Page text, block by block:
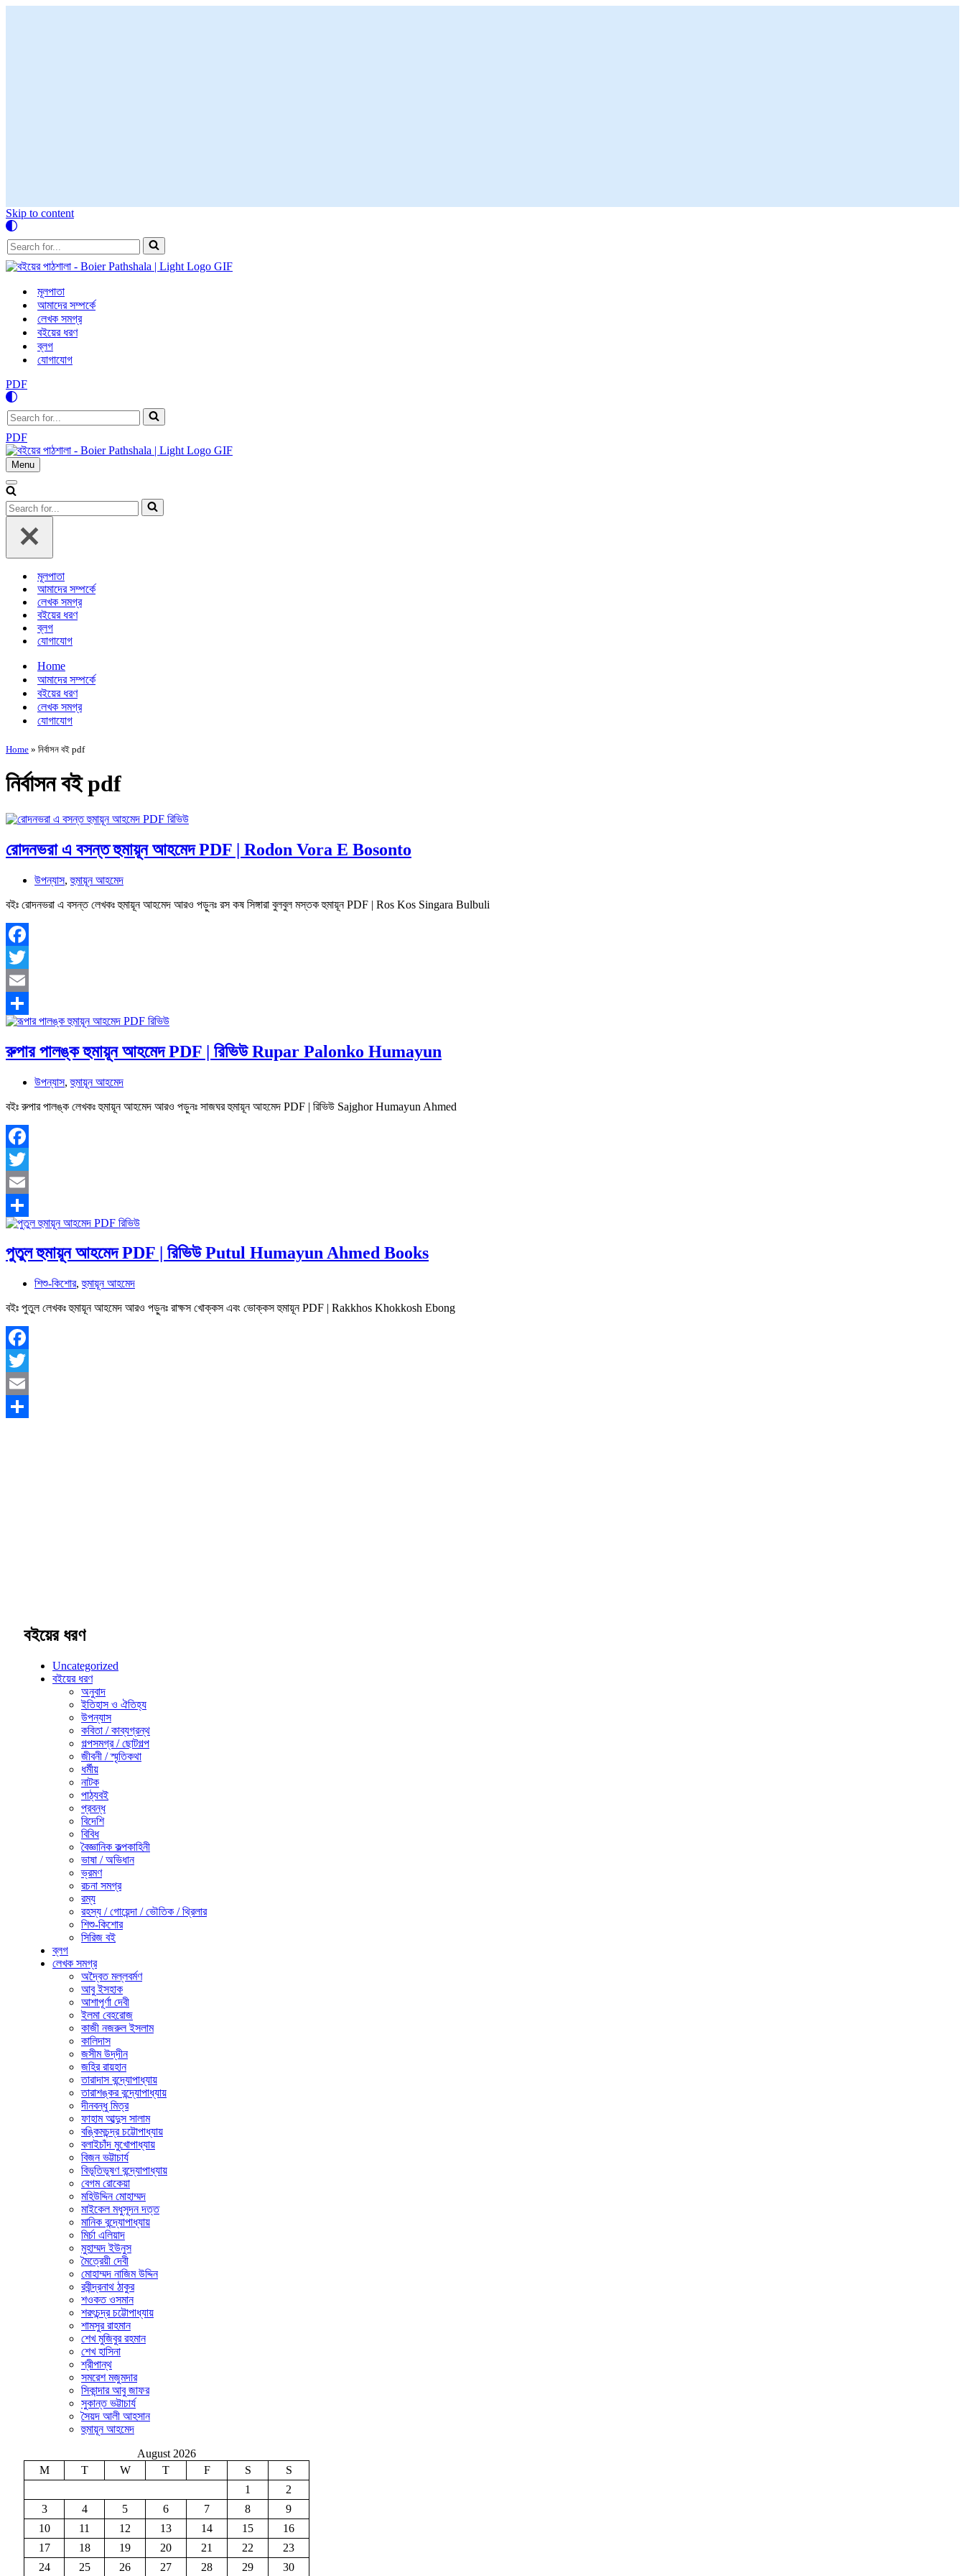
Skip to content
Search
for...
মূলপাতা
আমাদের সম্পর্কে
লেখক সমগ্র
বইয়ের ধরণ
ব্লগ
যোগাযোগ
PDF
Search
for...
PDF
Menu
Navigation
Navigation
Menu
Search
for...
মূলপাতা
আমাদের সম্পর্কে
লেখক সমগ্র
বইয়ের ধরণ
ব্লগ
যোগাযোগ
Home
আমাদের সম্পর্কে
বইয়ের ধরণ
লেখক সমগ্র
যোগাযোগ
Home » নির্বাসন বই pdf
নির্বাসন বই pdf
রোদনভরা এ বসন্ত হুমায়ূন আহমেদ PDF | Rodon Vora E Bosonto
উপন্যাস,হুমায়ূন আহমেদ
বইঃ রোদনভরা এ বসন্ত লেখকঃ হুমায়ূন আহমেদ আরও পড়ুনঃ রস কষ সিঙ্গারা বুলবুল মস্তক হুমায়ূন PDF | Ros Kos Singara Bulbuli
Facebook
Twitter
Email
Share
রুপার পালঙ্ক হুমায়ূন আহমেদ PDF | রিভিউ Rupar Palonko Humayun
উপন্যাস,হুমায়ূন আহমেদ
বইঃ রুপার পালঙ্ক লেখকঃ হুমায়ূন আহমেদ আরও পড়ুনঃ সাজঘর হুমায়ূন আহমেদ PDF | রিভিউ Sajghor Humayun Ahmed
Facebook
Twitter
Email
Share
পুতুল হুমায়ূন আহমেদ PDF | রিভিউ Putul Humayun Ahmed Books
শিশু-কিশোর,হুমায়ূন আহমেদ
বইঃ পুতুল লেখকঃ হুমায়ূন আহমেদ আরও পড়ুনঃ রাক্ষস খোক্কস এবং ভোক্কস হুমায়ূন PDF | Rakkhos Khokkosh Ebong
Facebook
Twitter
Email
বইয়ের ধরণ
Uncategorized
বইয়ের ধরণ
অনুবাদ
ইতিহাস ও ঐতিহ্য
উপন্যাস
কবিতা / কাব্যগ্রন্থ
গল্পসমগ্র / ছোটগল্প
জীবনী / স্মৃতিকথা
ধর্মীয়
নাটক
পাঠ্যবই
প্রবন্ধ
বিদেশি
বিবিধ
বৈজ্ঞানিক কল্পকাহিনী
ভাষা / অভিধান
ভ্রমণ
রচনা সমগ্র
রম্য
রহস্য / গোয়েন্দা / ভৌতিক / থ্রিলার
শিশু-কিশোর
সিরিজ বই
ব্লগ
লেখক সমগ্র
অদ্বৈত মল্লবর্মণ
আবু ইসহাক
আশাপূর্ণা দেবী
ইলমা বেহরোজ
কাজী নজরুল ইসলাম
কালিদাস
জসীম উদ্‌দীন
জহির রায়হান
তারাদাস বন্দ্যোপাধ্যায়
তারাশঙ্কর বন্দ্যোপাধ্যায়
দীনবন্ধু মিত্র
ফাহাম আব্দুস সালাম
বঙ্কিমচন্দ্র চট্টোপাধ্যায়
বলাইচাঁদ মুখোপাধ্যায়
বিজন ভট্টাচার্য
বিভূতিভূষণ বন্দ্যোপাধ্যায়
বেগম রোকেয়া
মহিউদ্দিন মোহাম্মদ
মাইকেল মধুসূদন দত্ত
মানিক বন্দ্যোপাধ্যায়
মির্চা এলিয়াদ
মুহাম্মদ ইউনুস
মৈত্রেয়ী দেবী
মোহাম্মদ নাজিম উদ্দিন
রবীন্দ্রনাথ ঠাকুর
শওকত ওসমান
শরৎচন্দ্র চট্টোপাধ্যায়
শামসুর রাহমান
শেখ মুজিবুর রহমান
শেখ হাসিনা
শ্রীপান্থ
সমরেশ মজুমদার
সিকান্দার আবু জাফর
সুকান্ত ভট্টাচার্য
সৈয়দ আলী আহসান
হুমায়ূন আহমেদ
August 2026
M
T W T F S
S
1
2
3
4 5 6 7 8
9
10
11 12 13 14 15
16
17
18 19 20 21 22
23
24
25 26 27 28 29 30